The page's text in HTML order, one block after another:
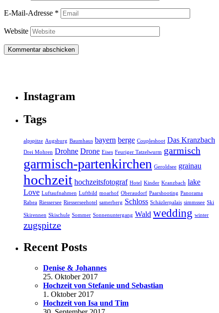
E-Mail-Adresse *
Website
Instagram
Tags
alpspitze Augsburg Baumhaus bayern berge Coupleshoot Das Kranzbach
Drei Mohren Drohne Drone Eises Feuriger Tatzelwurm garmisch
garmisch-partenkirchen Geroldsee grainau
hochzeit hochzeitsfotograf Hotel Kinder Kranzbach lake
Love Luftaufnahmen Luftbild moarhof Oberaudorf Paarshooting Panorama
Rabea Riessersee Riesserseehotel samerberg Schloss Schäzlerpalais simmssee Ski
Skirennen Skischule Sommer Sonnenuntergang Wald wedding winter
zugspitze
Recent Posts
Denise & Johannes
25. Oktober 2017
Hochzeit von Stefanie und Sebastian
1. Oktober 2017
Hochzeit von Isa und Tim